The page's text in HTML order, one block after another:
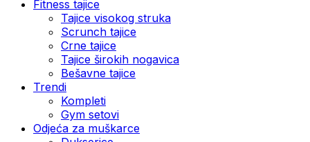
Fitness tajice
Tajice visokog struka
Scrunch tajice
Crne tajice
Tajice širokih nogavica
Bešavne tajice
Trendi
Kompleti
Gym setovi
Odjeća za muškarce